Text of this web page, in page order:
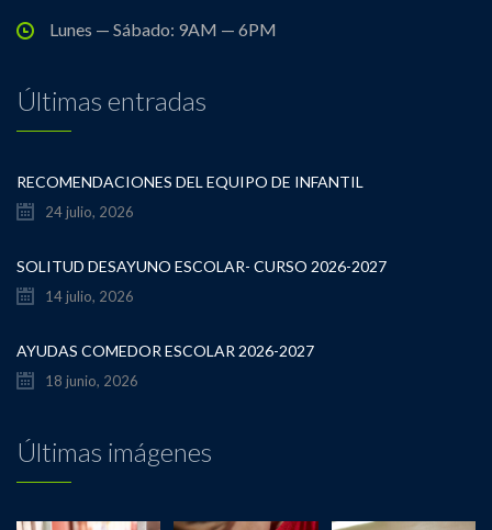
Lunes — Sábado: 9AM — 6PM
Últimas entradas
RECOMENDACIONES DEL EQUIPO DE INFANTIL
24 julio, 2026
SOLITUD DESAYUNO ESCOLAR- CURSO 2026-2027
14 julio, 2026
AYUDAS COMEDOR ESCOLAR 2026-2027
18 junio, 2026
Últimas imágenes